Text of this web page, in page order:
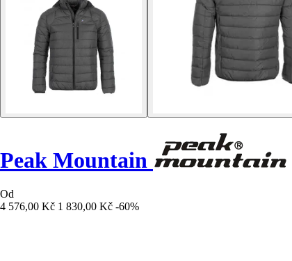
Peak Mountain
Od
4 576,00 Kč 1 830,00 Kč -60%